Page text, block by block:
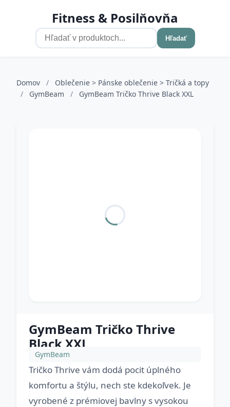
Fitness & Posilňovňa
Hľadať
Domov /
Oblečenie > Pánske oblečenie > Tričká a topy
/
GymBeam / GymBeam Tričko Thrive Black XXL
GymBeam Tričko Thrive
Black XXL
GymBeam
Tričko Thrive vám dodá pocit úplného
komfortu a štýlu, nech ste kdekoľvek. Je
vyrobené z prémiovej bavlny s vysokou